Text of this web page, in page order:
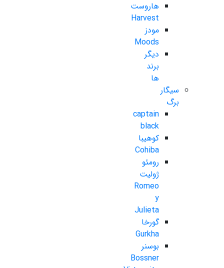
هاروست
Harvest
مودز
Moods
دیگر
برند
ها
سیگار
برگ
captain
black
کوهیبا
Cohiba
رومئو
ژولیت
Romeo
y
Julieta
گورخا
Gurkha
بوسنر
Bossner